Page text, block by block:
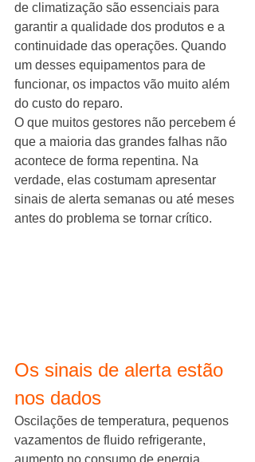
de climatização são essenciais para
garantir a qualidade dos produtos e a
continuidade das operações. Quando
um desses equipamentos para de
funcionar, os impactos vão muito além
do custo do reparo.
O que muitos gestores não percebem é
que a maioria das grandes falhas não
acontece de forma repentina. Na
verdade, elas costumam apresentar
sinais de alerta semanas ou até meses
antes do problema se tornar crítico.
Os sinais de alerta estão
nos dados
Oscilações de temperatura, pequenos
vazamentos de fluido refrigerante,
aumento no consumo de energia,